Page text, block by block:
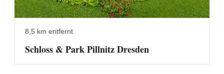
8,5 km entfernt
Schloss & Park Pillnitz Dresden